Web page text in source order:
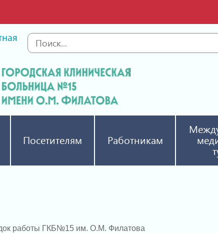
Посетителям Работникам
работы ГКБ№15 им. О.М. Филатова